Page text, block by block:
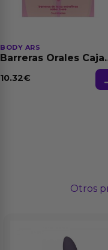
BODY ARS
Barreras Orales Caja
10.32€
Otros